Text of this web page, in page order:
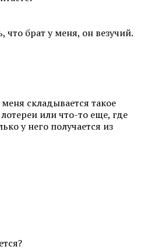
что брат у меня, он везучий.
складывается такое
или что-то еще, где
у него получается из